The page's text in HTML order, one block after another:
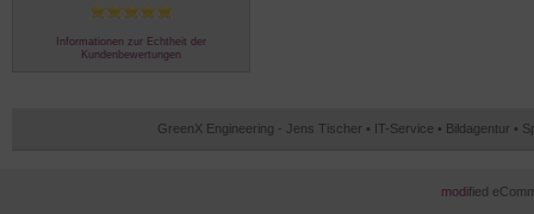
Informationen zur Echtheit der
Kundenbewertungen
GreenX Engineering - Jens Tischer • IT-Service • Bildagentur
modified